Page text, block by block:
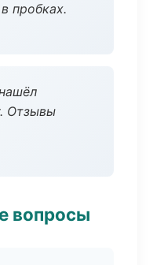
пробках.
Отзывы
вопросы